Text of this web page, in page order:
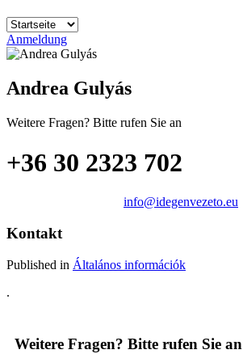
Anmeldung
Andrea Gulyás
Weitere Fragen? Bitte rufen Sie an
+36 30 2323 702
info@idegenvezeto.eu
Kontakt
Published in Általános információk
.
Weitere Fragen? Bitte rufen Sie an